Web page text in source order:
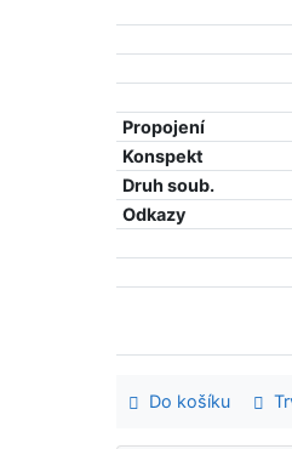
Propojení
Konspekt
Druh soub.
Odkazy
Do košíku